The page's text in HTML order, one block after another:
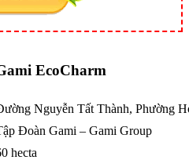
EcoCharm
Nguyễn Tất Thành, Phường
Đoàn Gami – Gami Group
hecta